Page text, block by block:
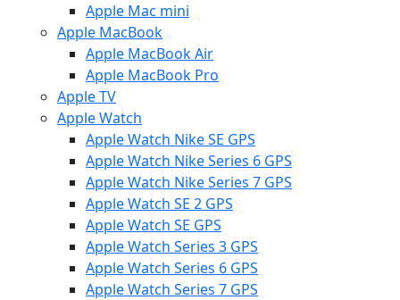
Apple Mac mini
Apple MacBook
Apple MacBook Air
Apple MacBook Pro
Apple TV
Apple Watch
Apple Watch Nike SE GPS
Apple Watch Nike Series 6 GPS
Apple Watch Nike Series 7 GPS
Apple Watch SE 2 GPS
Apple Watch SE GPS
Apple Watch Series 3 GPS
Apple Watch Series 6 GPS
Apple Watch Series 7 GPS